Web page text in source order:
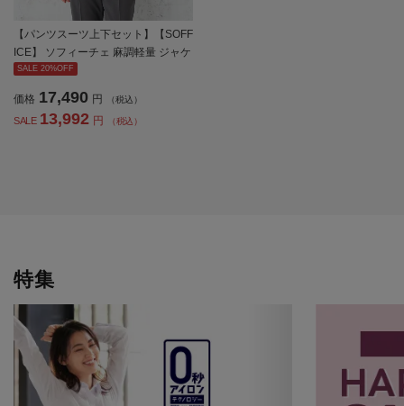
【パンツスーツ上下セット】【SOFF
ICE】 ソフィーチェ 麻調軽量 ジャケ
ット パンツセット 長袖布帛 ストレ
ス】
SALE 20%OFF
価格 17,490 円 （税込）
SALE 13,992 円 （税込）
特集